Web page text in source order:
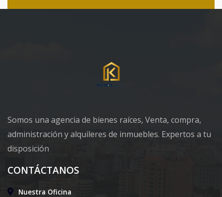
Somos una agencia de bienes raíces, Venta, compra,
administración y alquileres de inmuebles. Expertos a tu
disposición
CONTÁCTANOS
Nuestra Oficina